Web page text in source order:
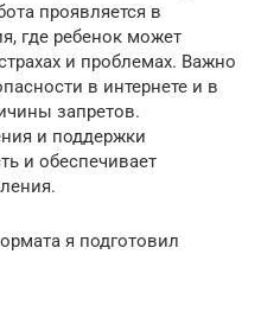
проявляется в
где ребенок может
и проблемах. Важно
в интернете и в
запретов.
и поддержки
и обеспечивает
я подготовил